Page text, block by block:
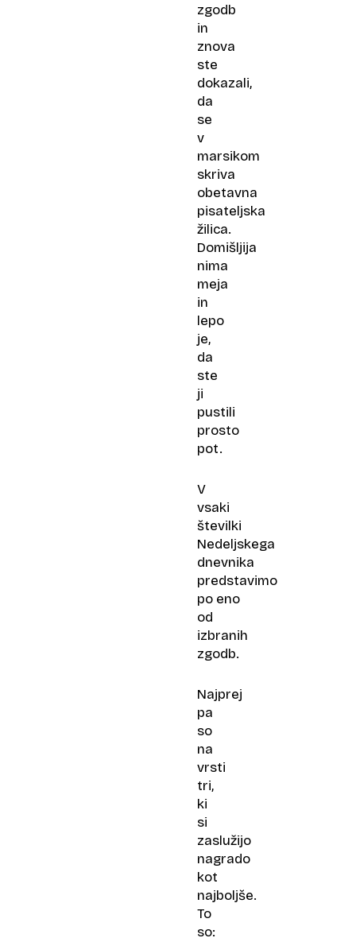
zgodb
in
znova
ste
dokazali,
da
se
v
marsikom
skriva
obetavna
pisateljska
žilica.
Domišljija
nima
meja
in
lepo
je,
da
ste
ji
pustili
prosto
pot.
V
vsaki
številki
Nedeljskega
dnevnika
predstavimo
po eno
od
izbranih
zgodb.
Najprej
pa
so
na
vrsti
tri,
ki
si
zaslužijo
nagrado
kot
najboljše.
To
so: